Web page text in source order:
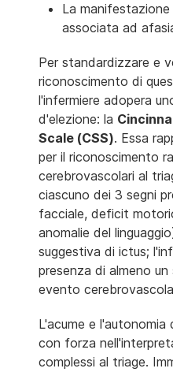
La
associata ad
Per standardizzare e
riconoscimento di
l'infermiere adopera
d'elezione: la
Scale (CSS). Essa
per il riconoscimento
cerebrovascolari al
ciascuno dei 3 segni
facciale, deficit
anomalie del
suggestiva di ictus;
presenza di almeno
evento
L'acume e l'autonomia
con forza
complessi al triage.